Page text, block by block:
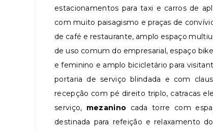
estacionamentos para taxi e carros de
com muito paisagismo e praças de
de café e restaurante, amplo espaço
de uso comum do empresarial, espaço
e feminino e amplo bicicletário para
portaria de serviço blindada e com
recepção com pé direito triplo, catracas
serviço, mezanino cada torre com
destinada para refeição e relaxamento